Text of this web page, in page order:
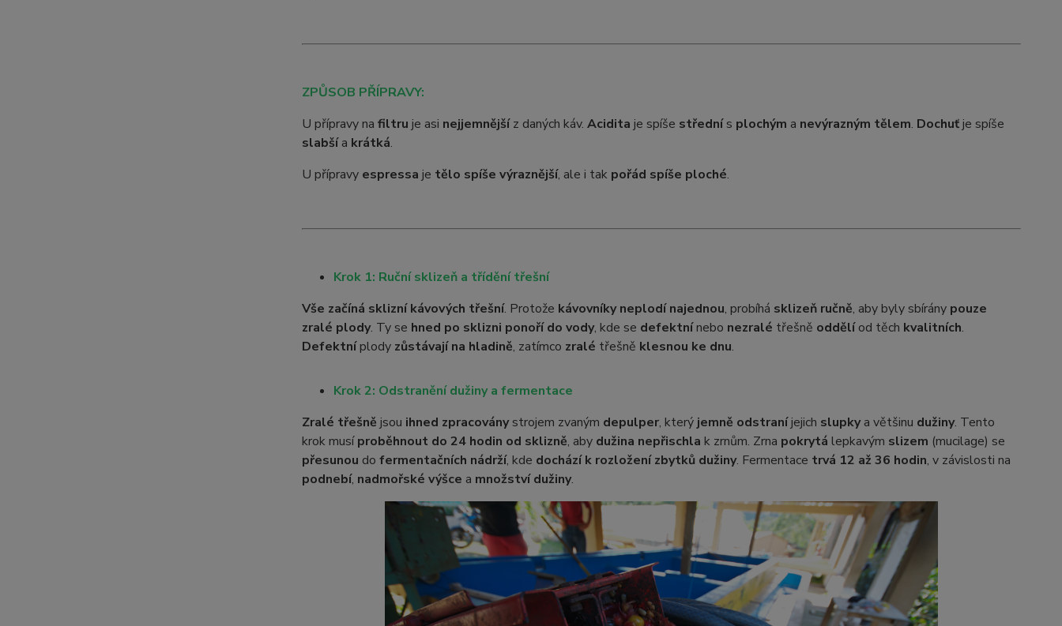
ZPŮSOB PŘÍPRAVY:
U přípravy na filtru je asi nejjemnějšíz daných káv. Acidita je spíše střednís plochým a nevýrazným tělem. Dochuťje spíše
slabšía krátká.
U přípravy espressa je tělo spíše výraznější, ale i tak pořád spíše ploché.
Krok 1: Ruční sklizeň a třídění třešní
Vše začíná sklizní kávových třešní. Protože kávovníky neplodí najednou, probíhá sklizeň ručně, aby byly sbírány pouze
zralé plody. Ty se hned po sklizni ponoří do vody, kde se defektnínebo nezralé třešně oddělíod těch kvalitních.
Defektníplody zůstávají na hladině, zatímco zralé třešně klesnou ke dnu.
Krok 2: Odstranění dužiny a fermentace
Zralé třešně jsou ihned zpracoványstrojem zvaným depulper, který jemně odstraníjejich slupkya většinu dužiny. Tento
krok musíproběhnout do 24 hodin od sklizně, aby dužina nepřischla k zrnům. Zrna pokrytá lepkavým slizem (mucilage) se
přesunou do fermentačních nádrží, kde dochází k rozložení zbytků dužiny. Fermentace trvá 12 až 36 hodin, v závislosti na
podnebí, nadmořské výšce a množství dužiny.